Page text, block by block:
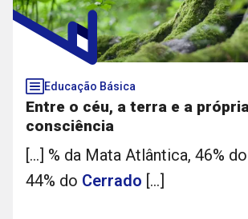
Educação Básica
Entre o céu, a terra e a
consciência
[...] % da Mata Atlântica, 46%
44% do Cerrado [...]